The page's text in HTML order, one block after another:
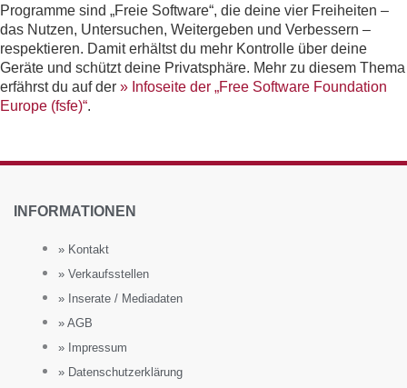
Programme sind „Freie Software“, die deine vier Freiheiten –
das Nutzen, Untersuchen, Weitergeben und Verbessern –
respektieren. Damit erhältst du mehr Kontrolle über deine
Geräte und schützt deine Privatsphäre. Mehr zu diesem Thema
erfährst du auf der » Infoseite der „Free Software Foundation
Europe (fsfe)“
INFORMATIONEN
» Kontakt
» Verkaufsstellen
» Inserate / Mediadaten
» AGB
» Impressum
» Datenschutzerklärung